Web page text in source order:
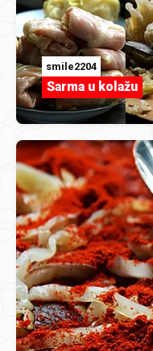
smile2204
Sarma u kolažu